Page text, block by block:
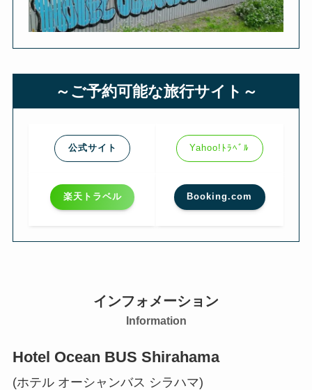
～ご予約可能な旅行サイト～
公式サイト Yahoo!ﾄﾗﾍﾞﾙ
楽天トラベル Booking.com
インフォメーション
Information
Hotel Ocean BUS Shirahama
(ホテル オーシャンバス シラハマ)